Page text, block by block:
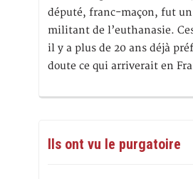
député, franc-maçon, fut
militant de l’euthanasie.
il y a plus de 20 ans déjà
doute ce qui arriverait en
Ils ont vu le purgatoire